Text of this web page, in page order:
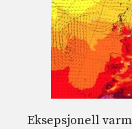
Eksepsjonell